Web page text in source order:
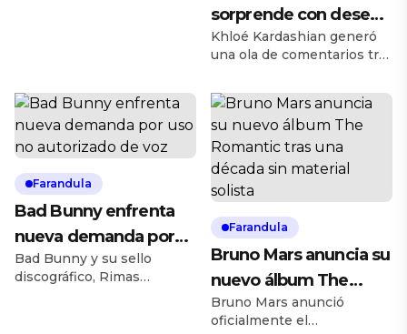
movimientos le permiten
sanar traumas físicos y
emocionales derivados de
años de escrutinio público.
Con una frase
contundente, afirmó que,
aunque a veces sus
publicaciones […]
sorprende con deseo
de preservación
corporal y revela sus
tratamientos estéticos
Khloé Kardashian generó
una ola de comentarios tras
congelada y preservada
mediante técnicas de
criónica. Durante su
programa Khloé In Wonder
Land, la empresaria
expresó su interés por
desafiar el envejecimiento
con el objetivo de vivir más
de un siglo. Esta
declaración surge, según
sus propias palabras, de la
inmensa […]
Farandula
Bad Bunny enfrenta
nueva demanda por
uso no autorizado de
voz
Bad Bunny y su sello
discográfico, Rimas
Farandula
Bruno Mars anuncia su
nuevo álbum The
Romantic tras una
Bruno Mars anunció
oficialmente el